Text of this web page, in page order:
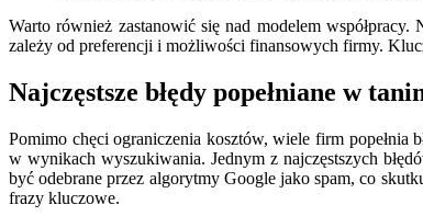
Warto również zastanowić się nad modelem
zależy od preferencji i możliwości finansowych firmy.
Najczęstsze błędy popełniane w
Pomimo chęci ograniczenia kosztów, wiele firm
w wynikach wyszukiwania. Jednym z najczęstszych
być odebrane przez algorytmy Google jako spam, co
frazy kluczowe.